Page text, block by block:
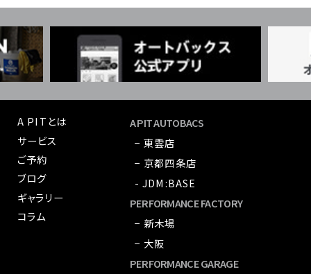
A PITとは
サービス
ご予約
ブログ
ギャラリー
コラム
A PIT AUTOBACS
− 東雲店
− 京都四条店
- JDM:BASE
PERFORMANCE FACTORY
− 新木場
− 大阪
PERFORMANCE GARAGE